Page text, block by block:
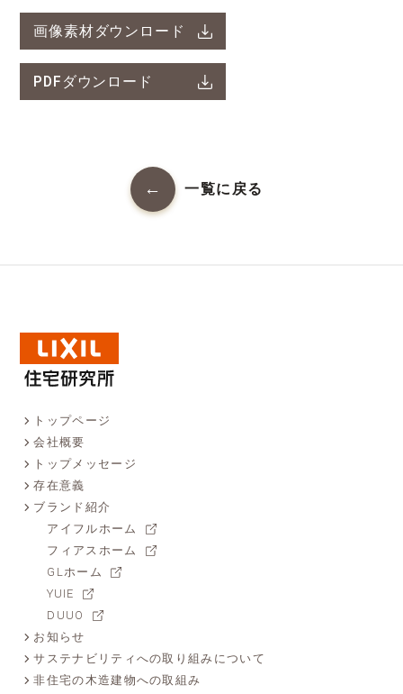
画像素材ダウンロード
PDFダウンロード
一覧に戻る
トップページ
会社概要
トップメッセージ
存在意義
ブランド紹介
アイフルホーム
フィアスホーム
GLホーム
YUIE
DUUO
お知らせ
サステナビリティへの取り組みについて
非住宅の木造建物への取組み